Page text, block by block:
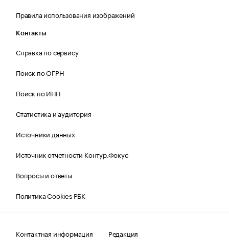
Правила использования изображений
Контакты
Справка по сервису
Поиск по ОГРН
Поиск по ИНН
Статистика и аудитория
Источники данных
Источник отчетности Контур.Фокус
Вопросы и ответы
Политика Cookies РБК
Контактная информация
Редакция